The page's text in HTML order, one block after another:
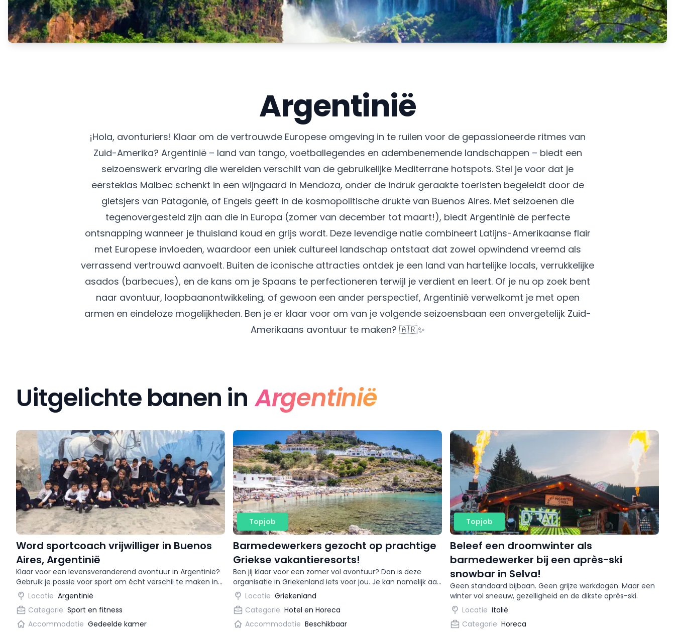
Argentinië
¡Hola, avonturiers! Klaar om de vertrouwde Europese omgeving in te ruilen voor de gepassioneerde ritmes van
Zuid-Amerika? Argentinië – land van tango, voetballegendes en adembenemende landschappen – biedt een
seizoenswerk ervaring die werelden verschilt van de gebruikelijke Mediterrane hotspots. Stel je voor dat je
eersteklas Malbec schenkt in een wijngaard in Mendoza, onder de indruk geraakte toeristen begeleidt door de
gletsjers van Patagonië, of Engels geeft in de kosmopolitische drukte van Buenos Aires. Met seizoenen die
tegenovergesteld zijn aan die in Europa (zomer van december tot maart!), biedt Argentinië de perfecte
ontsnapping wanneer je thuisland koud en grijs wordt. Deze levendige natie combineert Latijns-Amerikaanse flair
met Europese invloeden, waardoor een uniek cultureel landschap ontstaat dat zowel opwindend vreemd als
verrassend vertrouwd aanvoelt. Buiten de iconische attracties ontdek je een land van hartelijke locals, verrukkelijke
asados (barbecues), en de kans om je Spaans te perfectioneren terwijl je verdient en leert. Of je nu op zoek bent
naar avontuur, loopbaanontwikkeling, of gewoon een ander perspectief, Argentinië verwelkomt je met open
armen en eindeloze mogelijkheden. Ben je er klaar voor om van je volgende seizoensbaan een onvergetelijk Zuid-
Amerikaans avontuur te maken? 🇦🇷✨
Uitgelichte banen in Argentinië
Word sportcoach vrijwilliger in Buenos
Aires, Argentinië
Klaar voor een levensveranderend avontuur in Argentinië?
Gebruik je passie voor sport om écht verschil te maken in
het leven van kinderen uit achterstandswijken in Buenos
Aires! 🇦🇷
Locatie Argentinië
Categorie Sport en fitness
Accommodatie Gedeelde kamer
Topjob
Barmedewerkers gezocht op prachtige
Griekse vakantieresorts!
Ben jij klaar voor een zomer vol avontuur? Dan is deze
organisatie in Griekenland iets voor jou. Je kan namelijk aan
de slag als bartender op prachtige
vakantiebestemmingen!
Locatie Griekenland
Categorie Hotel en Horeca
Accommodatie Beschikbaar
Topjob
Beleef een droomwinter als
barmedewerker bij een après-ski
snowbar in Selva!
Geen standaard bijbaan. Geen grijze werkdagen. Maar een
winter vol sneeuw, gezelligheid en de dikste après-ski.
Locatie Italië
Categorie Horeca